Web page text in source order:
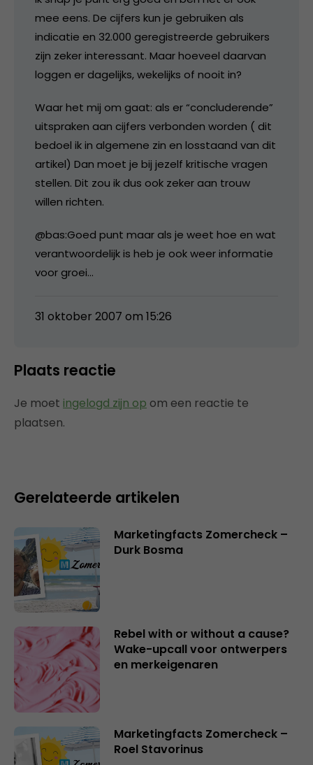
mee eens. De cijfers kun je gebruiken als
indicatie en 32.000 geregistreerde gebruikers
zijn zeker interessant. Maar hoeveel daarvan
loggen er dagelijks, wekelijks of nooit in?
Waar het mij om gaat: als er “concluderende”
uitspraken aan cijfers verbonden worden ( dit
bedoel ik in algemene zin en losstaand van dit
artikel) Dan moet je bij jezelf kritische vragen
stellen. Dit zou ik dus ook zeker aan trouw
willen richten.
@bas:Goed punt maar als je weet hoe en wat
verantwoordelijk is heb je ook weer informatie
voor groei…
31 oktober 2007 om 15:26
Plaats reactie
Je moet ingelogd zijn op om een reactie te
plaatsen.
Gerelateerde artikelen
Marketingfacts Zomercheck –
Durk Bosma
Rebel with or without a cause?
Wake-upcall voor ontwerpers
en merkeigenaren
Marketingfacts Zomercheck –
Roel Stavorinus